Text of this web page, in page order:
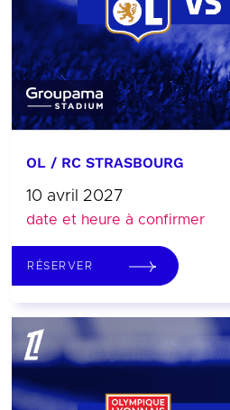
OL / RC STRASBOURG
10 avril 2027
date et heure à confirmer
RÉSERVER